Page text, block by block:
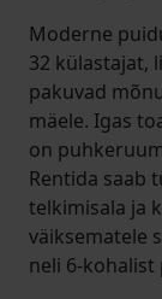
Moderne
32 külastajat,
pakuvad
mäele. Igas
on
Rentida saab
telkimisala ja
väiksematele
neli 6-kohalist